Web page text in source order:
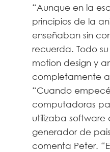
“Aunque en la
principios de la
enseñaban sin
recuerda. Todo
motion design y
completamente
“Cuando
computadoras
utilizaba software
generador de
comenta Peter.